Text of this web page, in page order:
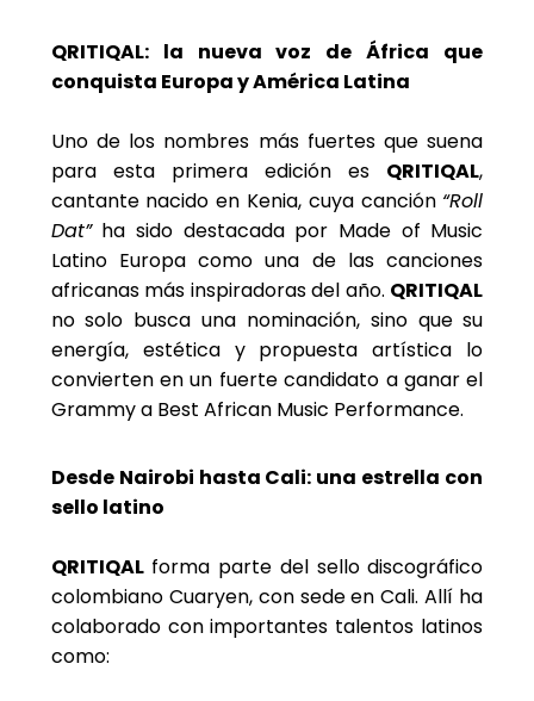
QRITIQAL: la nueva voz de África que
conquista Europa y América Latina
Uno de los nombres más fuertes que suena
para esta primera edición es QRITIQAL,
cantante nacido en Kenia, cuya canción “Roll
Dat”ha sido destacada por Made of Music
Latino Europa como una de las canciones
africanas más inspiradoras del año. QRITIQAL
no solo busca una nominación, sino que su
energía, estética y propuesta artística lo
convierten en un fuerte candidato a ganar el
Grammy a Best African Music Performance.
Desde Nairobi hasta Cali: una estrella con
sello latino
QRITIQALforma parte del sello discográfico
colombiano Cuaryen, con sede en Cali. Allí ha
colaborado con importantes talentos latinos
como: